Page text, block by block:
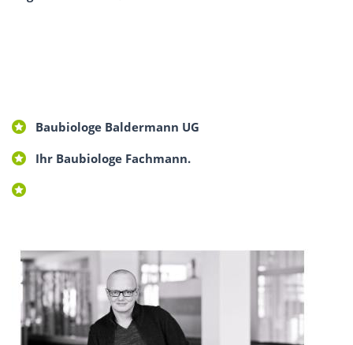
Baubiologe Baldermann UG
Ihr Baubiologe Fachmann.